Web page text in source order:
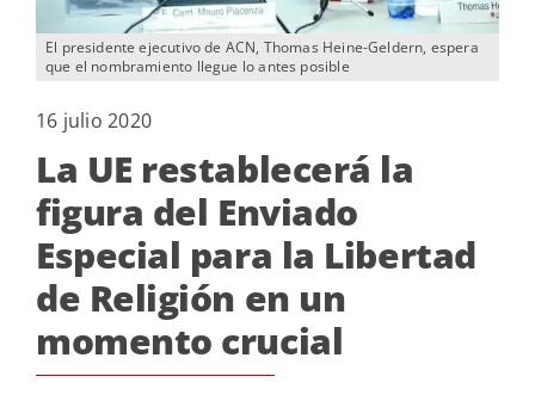
El presidente ejecutivo de ACN, Thomas Heine-Geldern, espera
que el nombramiento llegue lo antes posible
16 julio 2020
La UE restablecerá la
figura del Enviado
Especial para la Libertad
de Religión en un
momento crucial